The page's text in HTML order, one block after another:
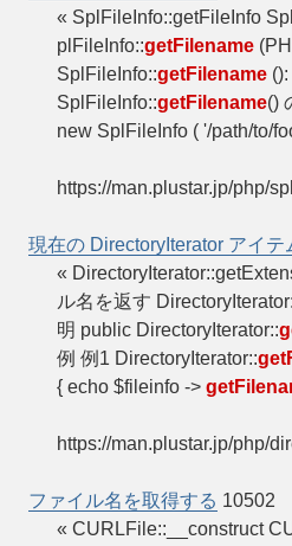
« SplFileInfo::getFileInfo
plFileInfo::getFilename
SplFileInfo::getFilename
SplFileInfo::getFilename()
new SplFileInfo ( '/path/to/
https://man.plustar.jp/php/
現在の DirectoryIterator アイ
«
ル名を返す
明 public DirectoryIterator::
例 例1 DirectoryIterator::
{ echo $fileinfo ->
https://man.plustar.jp/php/
ファイル名を取得する 10502
« CURLFile::__construct